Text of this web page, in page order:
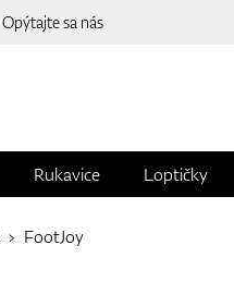
Opýtajte sa nás
Rukavice Loptičky
FootJoy